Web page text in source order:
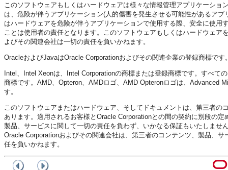
このソフトウェアもしくはハードウェアは様々な情報管理アプリケーシ
は、危険が伴うアプリケーション(人的傷害を発生させる可能性があるア
はハードウェアを危険が伴うアプリケーションで使用する際、安全に使
ことは使用者の責任となります。このソフトウェアもしくはハードウェ
よびその関連会社は一切の責任を負いかねます。
OracleおよびJavaはOracle Corporationおよびその関連企業の登録商標で
Intel、Intel Xeonは、Intel Corporationの商標または登録商標です。すべて
商標です。AMD、Opteron、AMDロゴ、AMD Opteronロゴは、Advanced
す。
このソフトウェアまたはハードウェア、そしてドキュメントは、第三者
あります。適用されるお客様とOracle Corporationとの間の契約に別段の
製品、サービスに関して一切の責任を負わず、いかなる保証もいたしま
Oracle Corporationおよびその関連会社は、第三者のコンテンツ、製品、
任を負いかねます。